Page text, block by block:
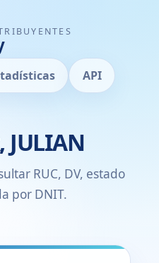
API
JULIAN
RUC, DV, estado
por DNIT.